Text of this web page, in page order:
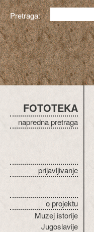
Pretraga:
FOTOTEKA
napredna pretraga
prijavljivanje
o projektu
Muzej istorije
Jugoslavije